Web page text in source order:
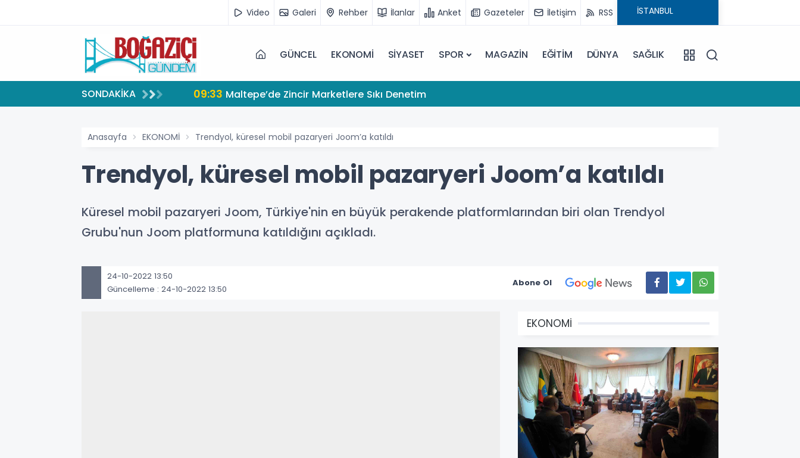
Video Galeri Rehber İlanlar Anket Gazeteler İletişim RSS
GÜNCEL EKONOMİ SİYASET SPOR MAGAZİN EĞİTİM DÜNYA SAĞLIK
SONDAKİKA 09:33 Maltepe’de Zincir Marketlere Sıkı Denetim
Anasayfa EKONOMİ Trendyol, küresel mobil pazaryeri Joom’a katıldı
Trendyol, küresel mobil pazaryeri Joom’a katıldı
Küresel mobil pazaryeri Joom, Türkiye'nin en büyük perakende platformlarından biri olan Trendyol
Grubu'nun Joom platformuna katıldığını açıkladı.
24-10-2022 13:50
Güncelleme : 24-10-2022 13:50
Abone Ol
EKONOMİ